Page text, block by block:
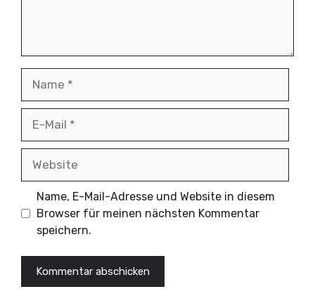
Mail
Name, E-Mail-Adresse und Website in diesem
Browser für meinen nächsten Kommentar
speichern.